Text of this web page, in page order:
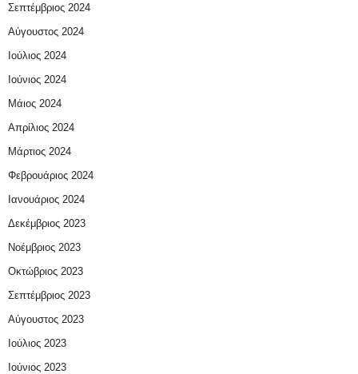
Σεπτέμβριος 2024
Αύγουστος 2024
Ιούλιος 2024
Ιούνιος 2024
Μάιος 2024
Απρίλιος 2024
Μάρτιος 2024
Φεβρουάριος 2024
Ιανουάριος 2024
Δεκέμβριος 2023
Νοέμβριος 2023
Οκτώβριος 2023
Σεπτέμβριος 2023
Αύγουστος 2023
Ιούλιος 2023
Ιούνιος 2023